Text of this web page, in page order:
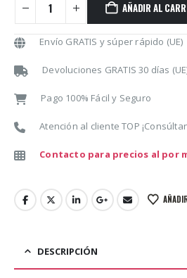
AÑADIR AL
Envío GRATIS y súper rápido (UE)
Devoluciones GRATIS 30 días
Pago 100% Fácil y Seguro
Atención al cliente TOP
Contacto para precios al por
DESCRIPCIÓN